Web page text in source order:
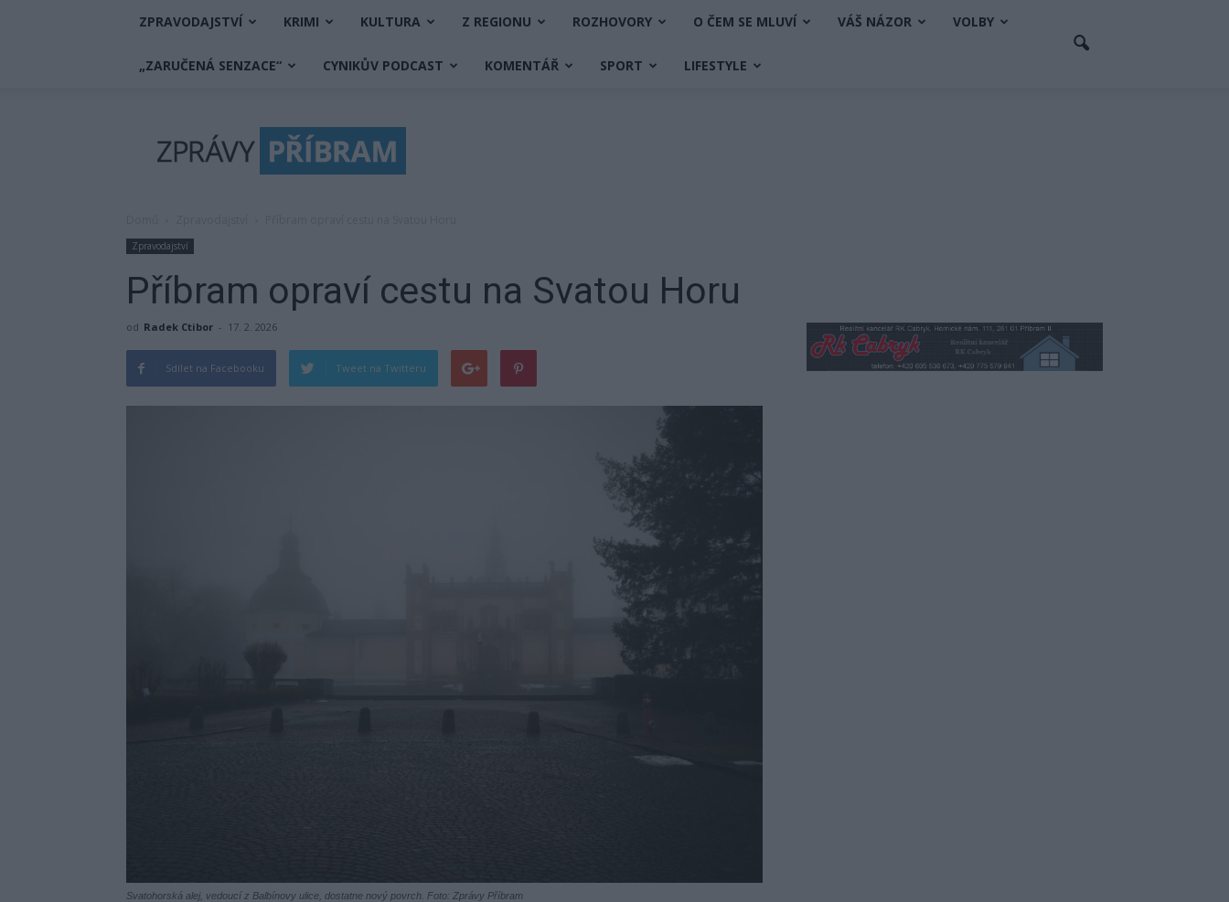
ZPRAVODAJSTVÍ KRIMI KULTURA Z REGIONU ROZHOVORY O ČEM SE MLUVÍ VÁŠ NÁZOR VOLBY
„ZARUČENÁ SENZACE“ CYNIKŮV PODCAST KOMENTÁŘ SPORT LIFESTYLE
Příbram
Zpravodajství
Příbram opraví cestu na Svatou Horu
od Radek Ctibor - 17. 2. 2026
Sdílet na Facebooku Tweet na Twitteru
Svatohorská alej, vedoucí z Balbínovy ulice, dostatne nový povrch. Foto: Zprávy Příbram